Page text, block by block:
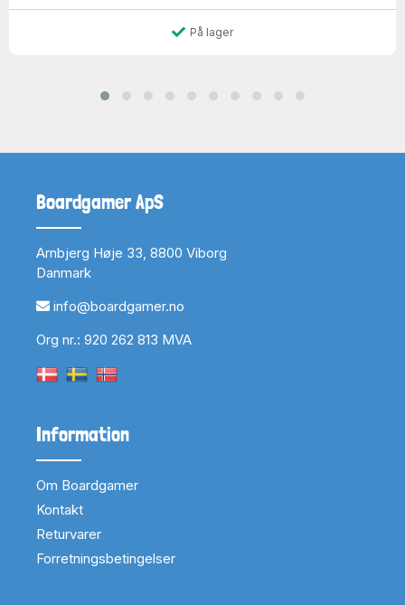
På lager
Boardgamer ApS
Arnbjerg Høje 33, 8800 Viborg
Danmark
info@boardgamer.no
Org nr.: 920 262 813 MVA
Information
Om Boardgamer
Kontakt
Returvarer
Forretningsbetingelser